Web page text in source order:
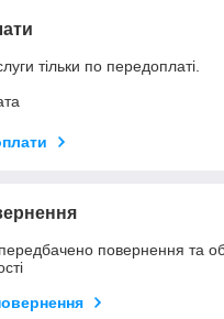
тільки по передоплаті.
повернення та